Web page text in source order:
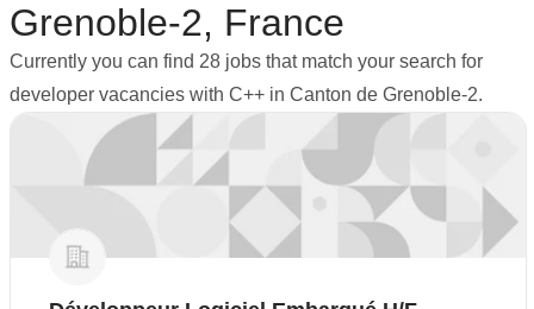
Grenoble-2, France
Currently you can find 28 jobs that match your search for
developer vacancies with C++ in Canton de Grenoble-2.